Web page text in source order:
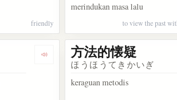
friendly
merindukan masa lalu
to view the past
Dengarkan kosakata 茶懐石
方法的懐疑
ほうほうてきかいぎ
keraguan metodis